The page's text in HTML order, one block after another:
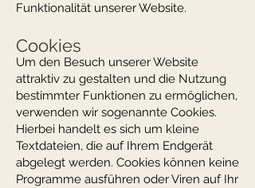
Funktionalität unserer Website.
Cookies
Um den Besuch unserer Website
attraktiv zu gestalten und die Nutzung
bestimmter Funktionen zu ermöglichen,
verwenden wir sogenannte Cookies.
Hierbei handelt es sich um kleine
Textdateien, die auf Ihrem Endgerät
abgelegt werden. Cookies können keine
Programme ausführen oder Viren auf Ihr